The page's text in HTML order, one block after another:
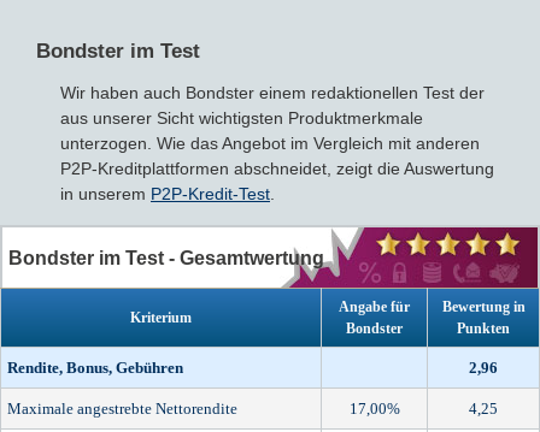
Bondster im Test
Wir haben auch Bondster einem redaktionellen Test der
aus unserer Sicht wichtigsten Produktmerkmale
unterzogen. Wie das Angebot im Vergleich mit anderen
P2P-Kreditplattformen abschneidet, zeigt die Auswertung
in unserem P2P-Kredit-Test
Bondster im Test - Gesamtwertung
Kriterium
Angabe für
Bondster
Bewertung in
Punkten
Rendite, Bonus, Gebühren 2,96
Maximale angestrebte Nettorendite 17,00% 4,25